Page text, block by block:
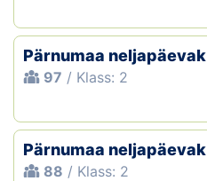
Pärnumaa neljapäevak
97 / Klass: 2
Pärnumaa neljapäevak
88 / Klass: 2